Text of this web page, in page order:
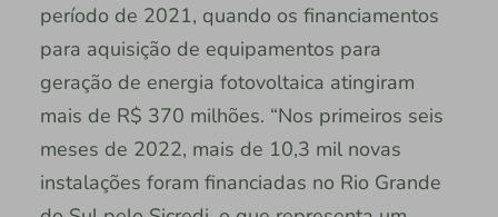
período de 2021, quando os financiamentos
para aquisição de equipamentos para
geração de energia fotovoltaica atingiram
mais de R$ 370 milhões. “Nos primeiros seis
meses de 2022, mais de 10,3 mil novas
instalações foram financiadas no Rio Grande